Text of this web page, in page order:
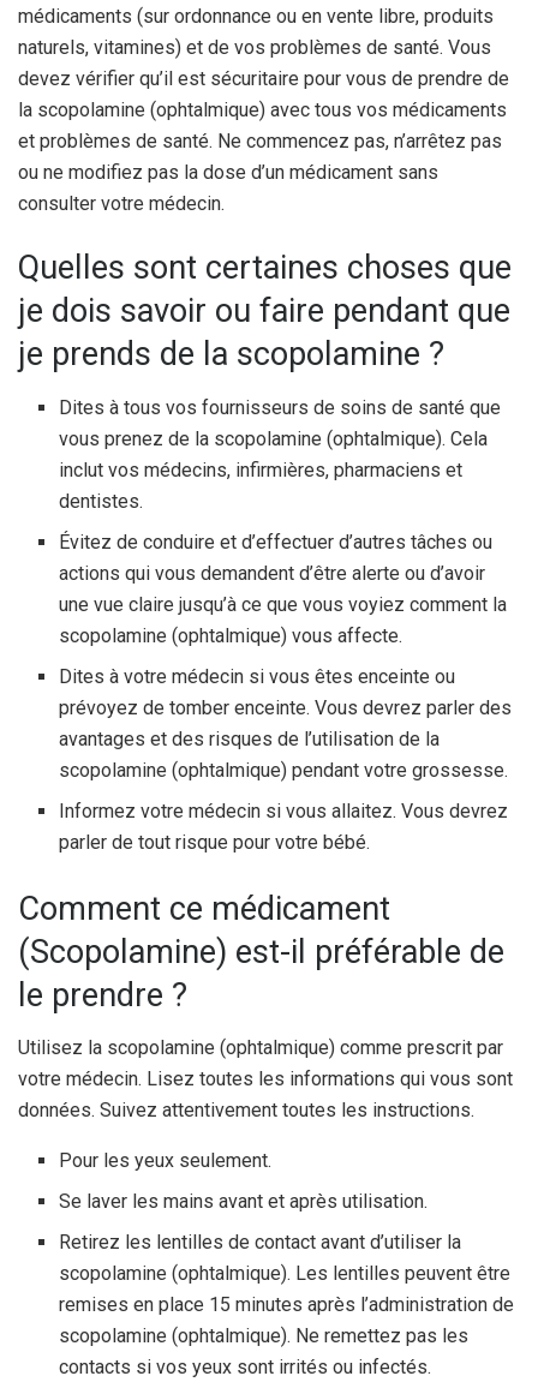
médicaments (sur ordonnance ou en vente libre, produits
naturels, vitamines) et de vos problèmes de santé. Vous
devez vérifier qu’il est sécuritaire pour vous de prendre de
la scopolamine (ophtalmique) avec tous vos médicaments
et problèmes de santé. Ne commencez pas, n’arrêtez pas
ou ne modifiez pas la dose d’un médicament sans
consulter votre médecin.
Quelles sont certaines choses que
je dois savoir ou faire pendant que
je prends de la scopolamine ?
Dites à tous vos fournisseurs de soins de santé que
vous prenez de la scopolamine (ophtalmique). Cela
inclut vos médecins, infirmières, pharmaciens et
dentistes.
Évitez de conduire et d’effectuer d’autres tâches ou
actions qui vous demandent d’être alerte ou d’avoir
une vue claire jusqu’à ce que vous voyiez comment la
scopolamine (ophtalmique) vous affecte.
Dites à votre médecin si vous êtes enceinte ou
prévoyez de tomber enceinte. Vous devrez parler des
avantages et des risques de l’utilisation de la
scopolamine (ophtalmique) pendant votre grossesse.
Informez votre médecin si vous allaitez. Vous devrez
parler de tout risque pour votre bébé.
Comment ce médicament
(Scopolamine) est-il préférable de
le prendre ?
Utilisez la scopolamine (ophtalmique) comme prescrit par
votre médecin. Lisez toutes les informations qui vous sont
données. Suivez attentivement toutes les instructions.
Pour les yeux seulement.
Se laver les mains avant et après utilisation.
Retirez les lentilles de contact avant d’utiliser la
scopolamine (ophtalmique). Les lentilles peuvent être
remises en place 15 minutes après l’administration de
scopolamine (ophtalmique). Ne remettez pas les
contacts si vos yeux sont irrités ou infectés.